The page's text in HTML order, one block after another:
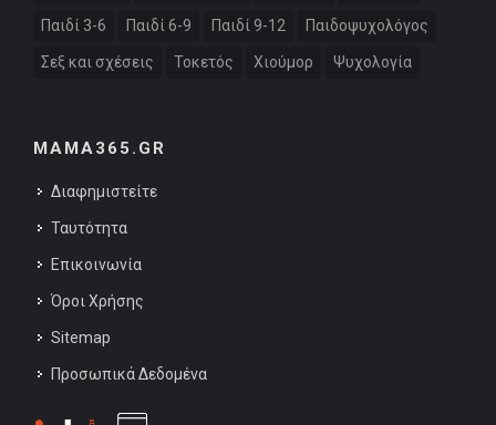
Παιδί 3-6 Παιδί 6-9 Παιδί 9-12 Παιδοψυχολόγος
Σεξ και σχέσεις Τοκετός Χιούμορ Ψυχολογία
MAMA365.GR
Διαφημιστείτε
Ταυτότητα
Επικοινωνία
Όροι Χρήσης
Sitemap
Προσωπικά Δεδομένα